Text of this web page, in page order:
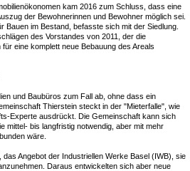
kam 2016 zum Schluss, dass eine
der Bewohnerinnen und Bewohner möglich sei.
Bauen im Bestand, befasste sich mit der Siedlung.
des Vorstandes von 2011, der die
eine komplett neue Bebauung des Areals
und Baubüros zum Fall ab, ohne dass ein
Thierstein steckt in der "Mieterfalle", wie
Experte ausdrückt. Die Gemeinschaft kann sich
mittel- bis langfristig notwendig, aber mit mehr
wäre.
Angebot der Industriellen Werke Basel (IWB), sie
Daraus entwickelten sich aber neue